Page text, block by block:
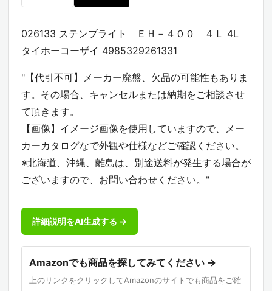
026133 ステンブライト ＥＨ－４００ ４Ｌ 4L
タイホーコーザイ 4985329261331
"【代引不可】メーカー廃盤、欠品の可能性もありま
す。その場合、キャンセルまたは納期をご相談させ
て頂きます。
【画像】イメージ画像を使用していますので、メー
カーカタログなで外観や仕様などご確認ください。
※北海道、沖縄、離島は、別途送料が発生する場合が
ございますので、お問い合わせください。"
詳細説明をAI生成する →
Amazonでも商品を探してみてください →
上のリンクをクリックしてAmazonのサイトでも商品をご確